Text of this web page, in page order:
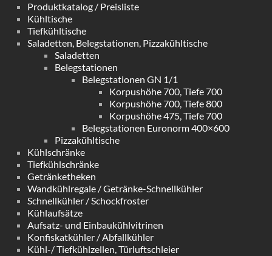
Produktkatalog / Preisliste
Kühltische
Tiefkühltische
Saladetten, Belegstationen, Pizzakühltische
Saladetten
Belegstationen
Belegstationen GN 1/1
Korpushöhe 700, Tiefe 700
Korpushöhe 700, Tiefe 800
Korpushöhe 475, Tiefe 700
Belegstationen Euronorm 400×600
Pizzakühltische
Kühlschränke
Tiefkühlschränke
Getränketheken
Wandkühlregale / Getränke-Schnellkühler
Schnellkühler / Schockfroster
Kühlaufsätze
Aufsatz- und Einbaukühlvitrinen
Konfiskatkühler / Abfallkühler
Kühl-/ Tiefkühlzellen, Türluftschleier